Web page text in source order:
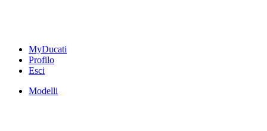
MyDucati
Profilo
Esci
Modelli